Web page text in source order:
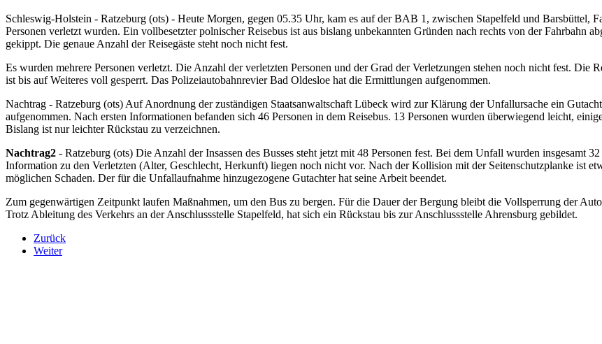
Schleswig-Holstein - Ratzeburg (ots) - Heute Morgen, gegen 05.35 Uhr, kam es auf der BAB 1, zwischen Stapelfeld und Barsbüttel,
Personen verletzt wurden. Ein vollbesetzter polnischer Reisebus ist aus bislang unbekannten Gründen nach rechts von der Fahrbahn
gekippt. Die genaue Anzahl der Reisegäste steht noch nicht fest.
Es wurden mehrere Personen verletzt. Die Anzahl der verletzten Personen und der Grad der Verletzungen stehen noch nicht fest.
ist bis auf Weiteres voll gesperrt. Das Polizeiautobahnrevier Bad Oldesloe hat die Ermittlungen aufgenommen.
Nachtrag - Ratzeburg (ots) Auf Anordnung der zuständigen Staatsanwaltschaft Lübeck wird zur Klärung der Unfallursache ein
aufgenommen. Nach ersten Informationen befanden sich 46 Personen in dem Reisebus. 13 Personen wurden überwiegend leicht,
Bislang ist nur leichter Rückstau zu verzeichnen.
Nachtrag2 - Ratzeburg (ots) Die Anzahl der Insassen des Busses steht jetzt mit 48 Personen fest. Bei dem Unfall wurden insgesamt
Information zu den Verletzten (Alter, Geschlecht, Herkunft) liegen noch nicht vor. Nach der Kollision mit der Seitenschutzplanke ist
möglichen Schaden. Der für die Unfallaufnahme hinzugezogene Gutachter hat seine Arbeit beendet.
Zum gegenwärtigen Zeitpunkt laufen Maßnahmen, um den Bus zu bergen. Für die Dauer der Bergung bleibt die Vollsperrung der
Trotz Ableitung des Verkehrs an der Anschlussstelle Stapelfeld, hat sich ein Rückstau bis zur Anschlussstelle Ahrensburg gebildet.
Zurück
Weiter